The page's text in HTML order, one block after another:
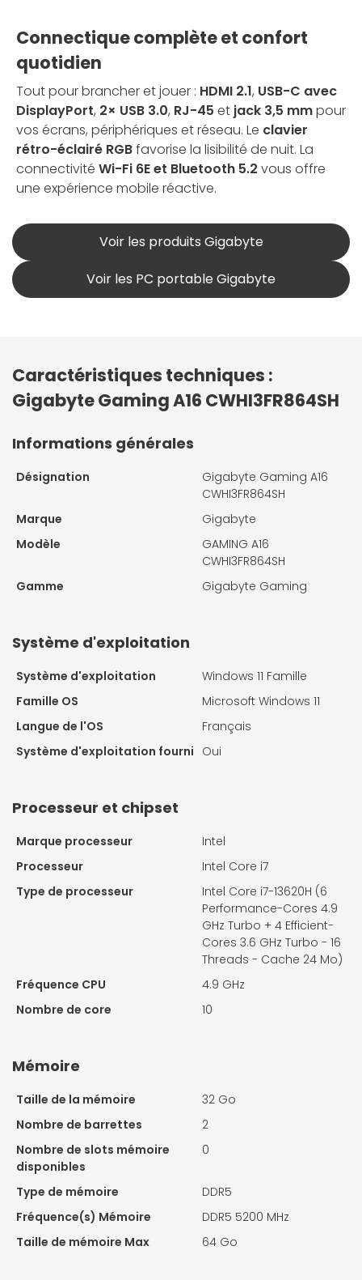
Connectique complète et confort
quotidien
Tout pour brancher et jouer : HDMI 2.1, USB-C avec
DisplayPort, 2× USB 3.0, RJ-45 et jack 3,5 mmpour
vos écrans, périphériques et réseau. Le clavier
rétro-éclairé RGBfavorise la lisibilité de nuit. La
connectivité Wi-Fi 6E et Bluetooth 5.2 vous offre
une expérience mobile réactive.
Voir les produits Gigabyte
Voir les PC portable Gigabyte
Caractéristiques techniques :
Gigabyte Gaming A16 CWHI3FR864SH
Informations générales
Désignation
Gigabyte Gaming A16
CWHI3FR864SH
Marque
Gigabyte
Modèle
GAMING A16
CWHI3FR864SH
Gamme
Gigabyte Gaming
Système d'exploitation
Système d'exploitation
Windows 11 Famille
Famille OS
Microsoft Windows 11
Langue de l'OS
Français
Système d'exploitation fourni Oui
Processeur et chipset
Marque processeur
Intel
Processeur
Intel Core i7
Type de processeur
Intel Core i7-13620H (6
Performance-Cores 4.9
GHz Turbo + 4 Efficient-
Cores 3.6 GHz Turbo - 16
Threads - Cache 24 Mo)
Fréquence CPU
4.9 GHz
Nombre de core
10
Mémoire
Taille de la mémoire
32 Go
Nombre de barrettes
2
Nombre de slots mémoire
disponibles
0
Type de mémoire
DDR5
Fréquence(s) Mémoire
DDR5 5200 MHz
Taille de mémoire Max
64 Go